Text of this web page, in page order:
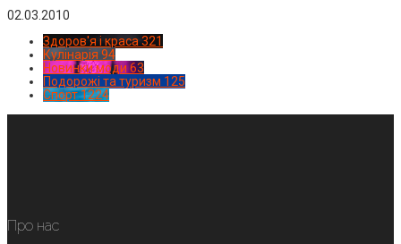
02.03.2010
Здоров'я і краса 321
Кулінарія 94
Новинки моди 63
Подорожі та туризм 125
Спорт1224
Про нас